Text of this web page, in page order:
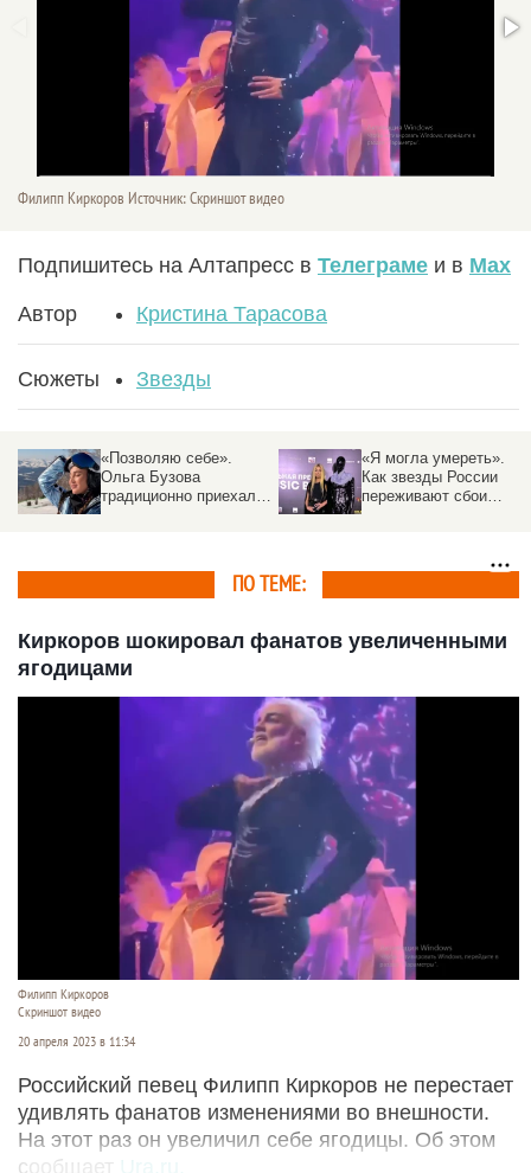
Филипп Киркоров Источник: Скриншот видео
Подпишитесь на Алтапресс в Телеграме и в Max
Автор Кристина Тарасова
Сюжеты Звезды
«Позволяю себе».
Ольга Бузова
традиционно приехала
«Я могла умереть».
Как звезды России
переживают сбои
ПО ТЕМЕ:
Киркоров шокировал фанатов увеличенными
ягодицами
Филипп Киркоров
Скриншот видео
20 апреля 2023 в 11:34
Российский певец Филипп Киркоров не перестает
удивлять фанатов изменениями во внешности.
На этот раз он увеличил себе ягодицы. Об этом
сообщает Ura.ru.